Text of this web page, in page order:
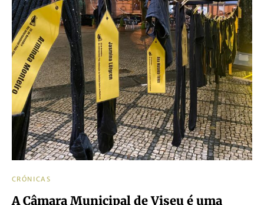
CRÓNICAS
A Câmara Municipal de Viseu é uma